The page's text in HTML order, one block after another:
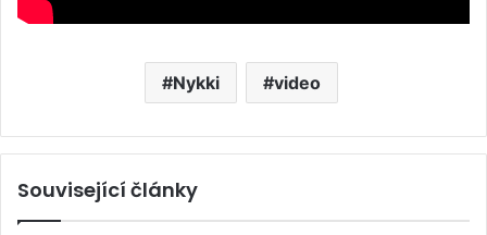
Nykki video
Související články